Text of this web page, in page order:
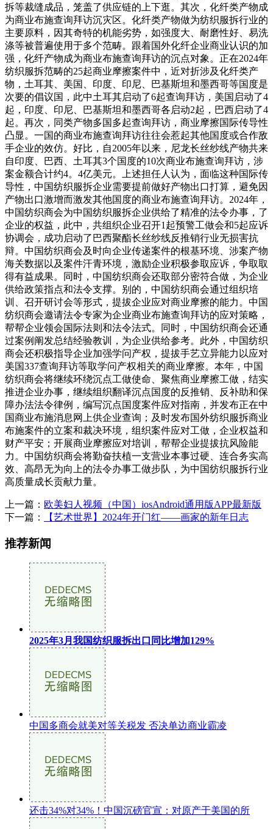
拆等裁缝成品，笼盖了供应链的上下逛。其次，化纤类产物成
为商业布施查询拜访沉灾区。化纤类产物做为纺织服拆行业的
主要原料，因其奇特的机能劣势，如强度大、耐磨性好、易洗
涤等被普遍使用于多个范畴。跟着国外化纤企业商业认识的加
强，化纤产物成为商业布施查询拜访的沉点对象。正在2024年
纺织服拆范畴的25起商业摩擦案件中，近对折涉及化纤类产
物，土耳其、美国、印度、印尼、巴基斯坦和墨西哥等国度是
次要的倡议国，此中土耳其启动了6起查询拜访，美国启动了4
起，印度、印尼、巴基斯坦和墨西哥各启动2起，巴西启动了4
起。再次，同类产物多国多起查询拜访，商业摩擦国际传导性
凸显。一国的商业布施查询拜访往往会惹起其他国度或合作敌
手企业的效仿。好比，自2005年以来，尼龙长丝纱线产物共来
自印度、巴西、土耳其3个国度的10次商业布施查询拜访，涉
案金额合计约4。4亿美元。上述担任人认为，面临这种国际传
导性，中国纺织服拆企业需要提前做好产物出口打算，避免因
产物出口激增而激发其他国度的商业布施查询拜访。2024年，
中国纺织商会为中国纺织服拆企业供给了精准的法令办事，了
企业的权益，此中，共组织企业召开1起预警工做会和5起应诉
协调会，成功启动了巴西聚酯长丝纱线反推销行业无损害抗
辩。中国纺织商会及时向企业传递案件的根基环境、涉案产物
海关数据以及案件汗青环境，激励企业积极参取应诉，争取取
得有益成果。同时，中国纺织商会还取部分密符合做，为企业
供给政策指点和法令支撑。别的，中国纺织商会通过组织培
训、召开研讨会等形式，提拔企业应对商业摩擦的能力。中国
纺织商会邀请法令专家为企业商业布施查询拜访的应对策略，
帮帮企业领会国际法则和法令法式。同时，中国纺织商会还通
过案例阐发总结经验教训，为企业供给参考。此外，中国纺织
商会还积极指导企业加强学问产权，提拔手艺立异能力以应对
美国337查询拜访等取学问产权相关的商业摩擦。本年，中国
纺织商会将继续环绕沉点工做使命、聚焦商业摩擦工做，结实
推进企业办事，继续组织翻译沉点国度的反推销、反补助和保
障办法法令律例，编写沉点国度案件应对指南，并发布正在中
国商业布施消息网上供企业查询；及时发布国外纺织服拆商业
布施案件的立案和裁决环境，组织案件应对工做，企业权益和
财产平安；开展商业摩擦应对培训，帮帮企业提拔抗风险能
力。中国纺织商会将勤奋扶植一支营业本事过硬、连合务实高
效、高昂无为向上的法令办事工做步队，为中国纺织服拆行业
高质量成长贡献力量。
上一篇： 欧美妇人视频（中国）iosAndroid通用版APP最新版
下一篇：
【艺术世界】2024年开门红——画家的新年日志
推荐新闻
2025年3月我国纺织服拆出口同比增加129%
中国多商会就美对等关税发 否决单边商业霸凌
还击34%对34%！中国沉磅官宣：对原产于美国的所